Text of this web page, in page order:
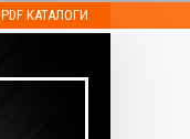
PDF КАТАЛОГИ